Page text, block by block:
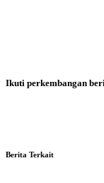
Ikuti perkembangan
Berita Terkait